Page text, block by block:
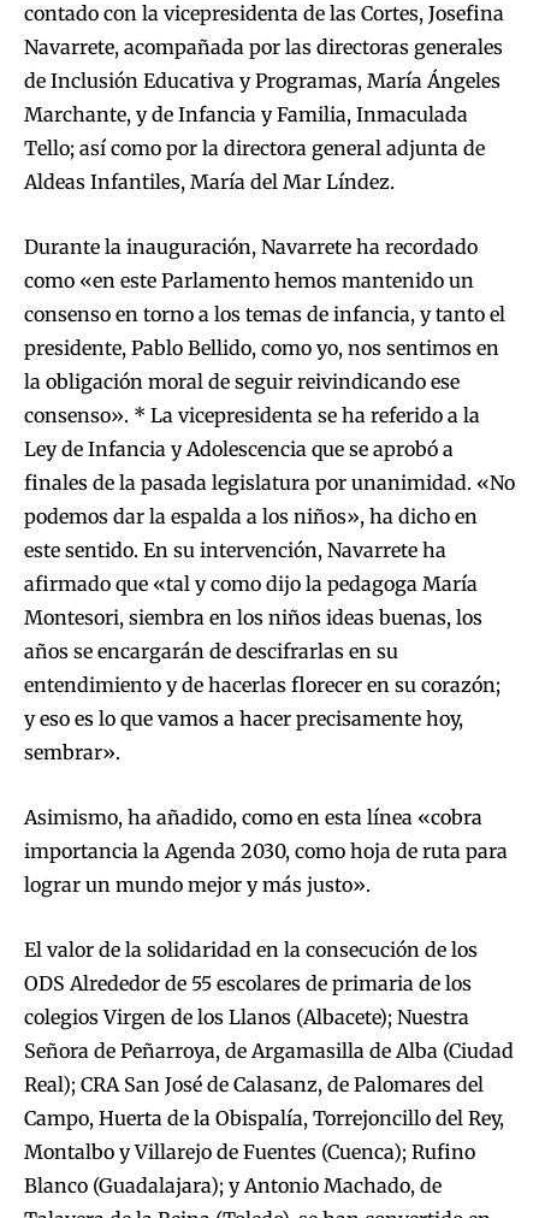
contado con la vicepresidenta de las Cortes, Josefina
Navarrete, acompañada por las directoras generales
de Inclusión Educativa y Programas, María Ángeles
Marchante, y de Infancia y Familia, Inmaculada
Tello; así como por la directora general adjunta de
Aldeas Infantiles, María del Mar Líndez.
Durante la inauguración, Navarrete ha recordado
como «en este Parlamento hemos mantenido un
consenso en torno a los temas de infancia, y tanto el
presidente, Pablo Bellido, como yo, nos sentimos en
la obligación moral de seguir reivindicando ese
consenso». * La vicepresidenta se ha referido a la
Ley de Infancia y Adolescencia que se aprobó a
finales de la pasada legislatura por unanimidad. «No
podemos dar la espalda a los niños», ha dicho en
este sentido. En su intervención, Navarrete ha
afirmado que «tal y como dijo la pedagoga María
Montesori, siembra en los niños ideas buenas, los
años se encargarán de descifrarlas en su
entendimiento y de hacerlas florecer en su corazón;
y eso es lo que vamos a hacer precisamente hoy,
sembrar».
Asimismo, ha añadido, como en esta línea «cobra
importancia la Agenda 2030, como hoja de ruta para
lograr un mundo mejor y más justo».
El valor de la solidaridad en la consecución de los
ODS Alrededor de 55 escolares de primaria de los
colegios Virgen de los Llanos (Albacete); Nuestra
Señora de Peñarroya, de Argamasilla de Alba (Ciudad
Real); CRA San José de Calasanz, de Palomares del
Campo, Huerta de la Obispalía, Torrejoncillo del Rey,
Montalbo y Villarejo de Fuentes (Cuenca); Rufino
Blanco (Guadalajara); y Antonio Machado, de